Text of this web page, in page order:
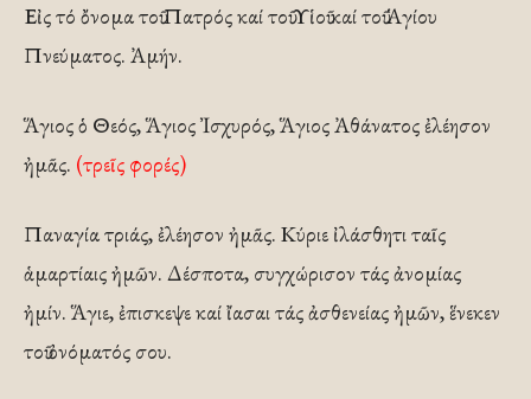
Εἰς τό ὄνομα τοῦ Πατρός καί τοῦ Υἱοῦ καί τοῦ Ἁγίου
Πνεύματος. Ἀμήν.
Ἅγιος ὁ Θεός, Ἅγιος Ἰσχυρός, Ἅγιος Ἀθάνατος ἐλέησον
ἠμᾶς. (τρεῖς φορές)
Παναγία τριάς, ἐλέησον ἠμᾶς. Κύριε ἰλάσθητι ταῖς
ἁμαρτίαις ἠμῶν. Δέσποτα, συγχώρισον τάς ἀνομίας
ἠμίν. Ἅγιε, ἐπισκεψε καί ἴασαι τάς ἀσθενείας ἠμῶν, ἕνεκεν
τοῦ ὀνόματός σου.